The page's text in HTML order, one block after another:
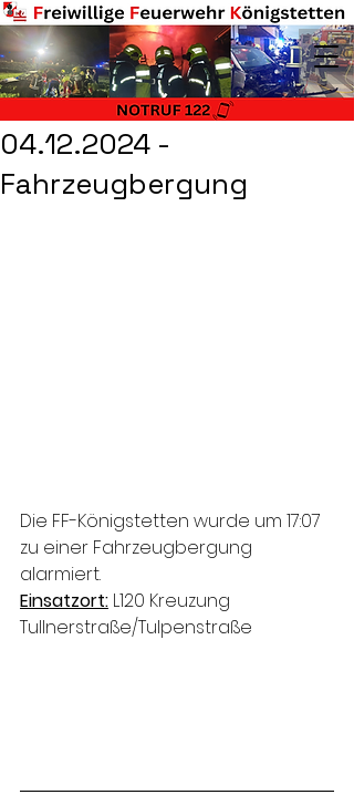
04.12.2024 -
Fahrzeugbergung
Die FF-Königstetten wurde um 17:07
zu einer Fahrzeugbergung
alarmiert.
Einsatzort: L120 Kreuzung
Tullnerstraße/Tulpenstraße